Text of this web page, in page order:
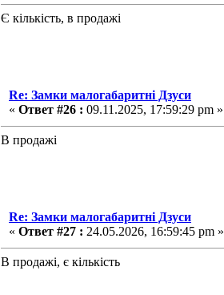
Є кількість, в продажі
Re: Замки малогабаритні Дзуси
« Ответ #26 : 09.11.2025, 17:59:29 pm »
В продажі
Re: Замки малогабаритні Дзуси
« Ответ #27 : 24.05.2026, 16:59:45 pm »
В продажі, є кількість